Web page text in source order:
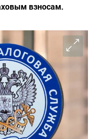
взносам.